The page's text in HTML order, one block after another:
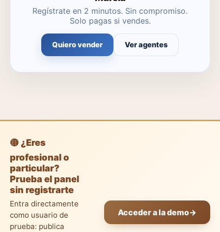
Regístrate en 2 minutos. Sin compromiso.
Solo pagas si vendes.
Quiero vender Ver agentes
🟡 ¿Eres
profesional o
particular?
Prueba el panel
sin registrarte
Entra directamente
como usuario de
prueba: publica
Acceder a la demo→